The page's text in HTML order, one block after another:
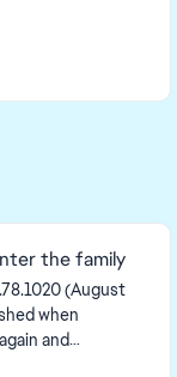
the family
(August
when
and
and now